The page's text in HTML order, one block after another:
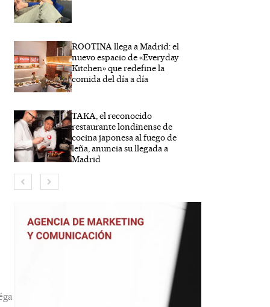
ROOTINA llega a Madrid: el
nuevo espacio de «Everyday
Kitchen» que redefine la
comida del día a día
TAKA, el reconocido
restaurante londinense de
cocina japonesa al fuego de
leña, anuncia su llegada a
Madrid